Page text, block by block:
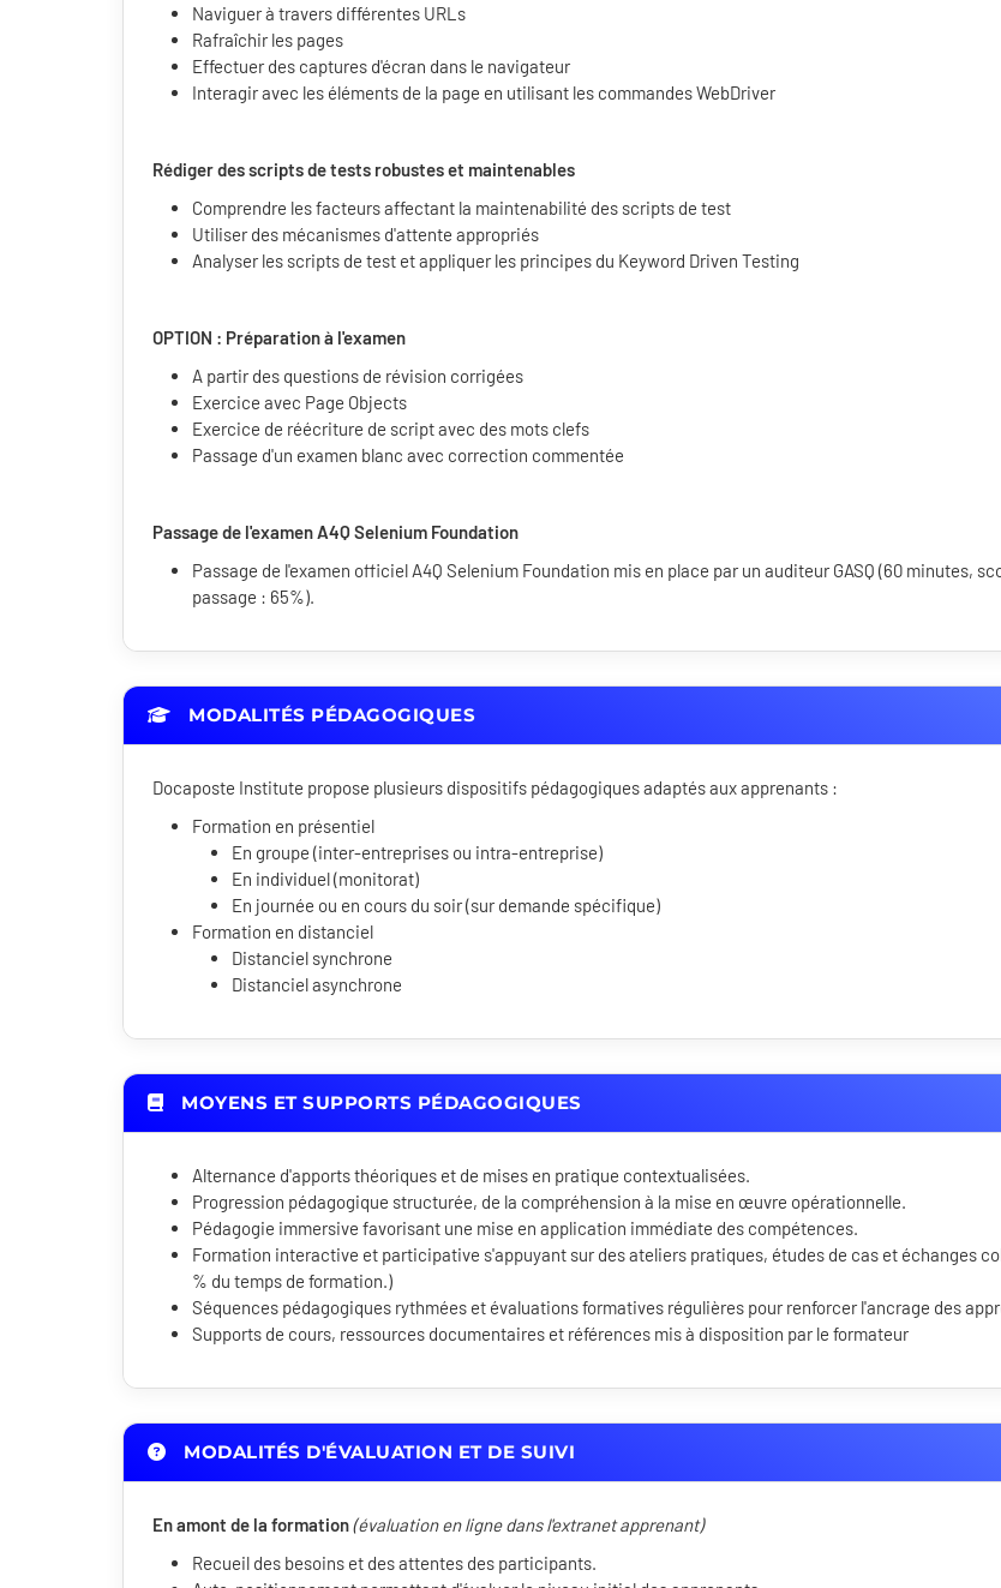
Naviguer à travers différentes URLs
Rafraîchir les pages
Effectuer des captures d'écran dans le navigateur
Interagir avec les éléments de la page en utilisant les commandes WebDriver
Rédiger des scripts de tests robustes et maintenables
Comprendre les facteurs affectant la maintenabilité des scripts de test
Utiliser des mécanismes d'attente appropriés
Analyser les scripts de test et appliquer les principes du Keyword Driven Testing
OPTION : Préparation à l'examen
A partir des questions de révision corrigées
Exercice avec Page Objects
Exercice de réécriture de script avec des mots clefs
Passage d'un examen blanc avec correction commentée
Passage de l'examen A4Q Selenium Foundation
Passage de l'examen officiel A4Q Selenium Foundation mis en place par un auditeur GASQ (60 minutes,
passage : 65%).
MODALITÉS PÉDAGOGIQUES
Docaposte Institute propose plusieurs dispositifs pédagogiques adaptés aux apprenants :
Formation en présentiel
En groupe (inter-entreprises ou intra-entreprise)
En individuel (monitorat)
En journée ou en cours du soir (sur demande spécifique)
Formation en distanciel
Distanciel synchrone
Distanciel asynchrone
MOYENS ET SUPPORTS PÉDAGOGIQUES
Alternance d'apports théoriques et de mises en pratique contextualisées.
Progression pédagogique structurée, de la compréhension à la mise en œuvre opérationnelle.
Pédagogie immersive favorisant une mise en application immédiate des compétences.
Formation interactive et participative s'appuyant sur des ateliers pratiques, études de cas et échanges
% du temps de formation.)
Séquences pédagogiques rythmées et évaluations formatives régulières pour renforcer l'ancrage des
Supports de cours, ressources documentaires et références mis à disposition par le formateur
MODALITÉS D'ÉVALUATION ET DE SUIVI
En amont de la formation(évaluation en ligne dans l'extranet apprenant)
Recueil des besoins et des attentes des participants.